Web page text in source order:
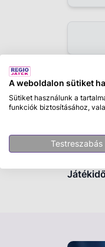
Leírás
esetén,
A weboldalon sütiket
Sütiket használunk a
funkciók biztosításához,
Testreszabás